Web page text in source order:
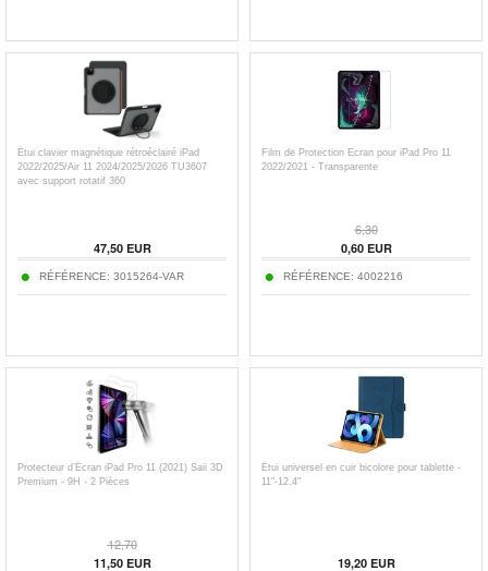
Étui clavier magnétique rétroéclairé iPad
2022/2025/Air 11 2024/2025/2026 TU3607
avec support rotatif 360
47,50EUR
RÉFÉRENCE: 3015264-VAR
Film de Protection Ecran pour iPad Pro 11
2022/2021 - Transparente
6,30
0,60EUR
RÉFÉRENCE: 4002216
Protecteur d’Écran iPad Pro 11 (2021) Saii 3D
Premium - 9H - 2 Pièces
12,70
11,50EUR
Étui universel en cuir bicolore pour tablette -
11"-12.4"
19,20EUR